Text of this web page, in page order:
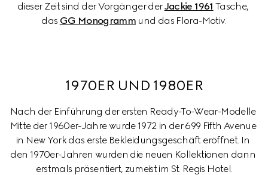
dieser Zeit sind der Vorgänger der Jackie 1961 Tasche,
das GG Monogramm und das Flora-Motiv.
1970ER UND 1980ER
Nach der Einführung der ersten Ready-To-Wear-Modelle
Mitte der 1960er-Jahre wurde 1972 in der 699 Fifth Avenue
in New York das erste Bekleidungsgeschäft eröffnet. In
den 1970er-Jahren wurden die neuen Kollektionen dann
erstmals präsentiert, zumeist im St. Regis Hotel.